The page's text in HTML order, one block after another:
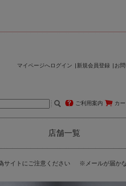
マイページへログイン 新規会員登録 お
ご利用案内 カ
店舗一覧
サイトにご注意ください ※メールが届か